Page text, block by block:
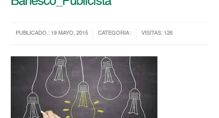
PUBLICADO : 19 MAYO, 2015 CATEGORIA : VISITAS: 126